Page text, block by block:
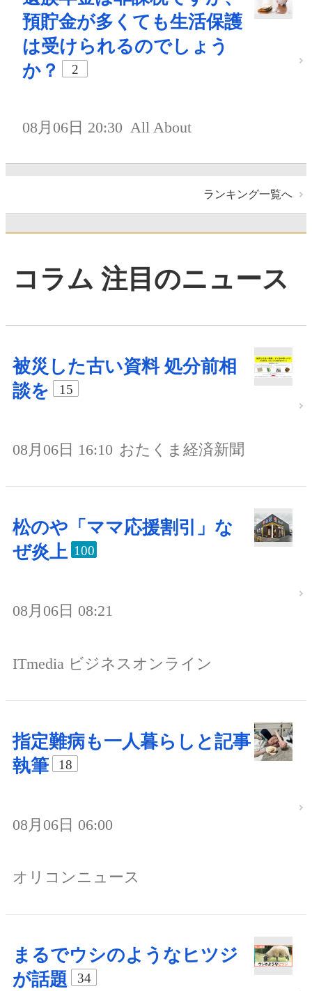
預貯金が多くても生活保護
は受けられるのでしょう
か？
2
08月06日 20:30 All About
ランキング一覧へ
コラム 注目のニュース
被災した古い資料 処分前相
談を
15
08月06日 16:10 おたくま経済新聞
松のや「ママ応援割引」な
ぜ炎上 100
08月06日 08:21
ITmedia ビジネスオンライン
指定難病も一人暮らしと記事
執筆
18
08月06日 06:00
オリコンニュース
まるでウシのようなヒツジ
が話題
34